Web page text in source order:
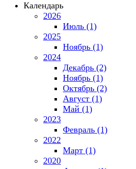
Календарь
2026
Июль (1)
2025
Ноябрь (1)
2024
Декабрь (2)
Ноябрь (1)
Октябрь (2)
Август (1)
Май (1)
2023
Февраль (1)
2022
Март (1)
2020